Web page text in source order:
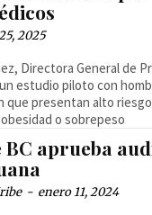
2025
Directora General de
estudio piloto con
que presentan alto
o sobrepeso
BC aprueba
- enero 11, 2024